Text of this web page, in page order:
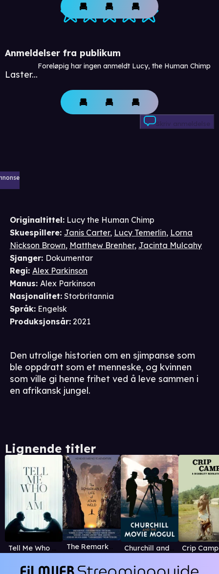
Anmeldelser fra publikum
Laster...
Foreløpig har ingen anmeldt Lucy, the Human Chimp
Skriv anmeldelse
Originaltittel: Lucy the Human Chimp
Skuespillere: Janis Carter, Lucy Temerlin, Lorna
Nickson Brown, Matthew Brenher, Jacinta Mulcahy
Sjanger: Dokumentar
Regi: Alex Parkinson
Manus: Alex Parkinson
Nasjonalitet: Storbritannia
Språk: Engelsk
Produksjonsår: 2021
Den utrolige historien om en sjimpanse som
ble oppdratt som et menneske, og kvinnen
som ville gi henne frihet ved å leve sammen i
en afrikansk jungel.
Lignende titler
Tell Me Who I Am The Remarkable Life of John Weld Churchill and the Movie Mogul